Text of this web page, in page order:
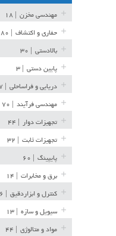
مهندسی مخزن
حفاری و اکتشاف
بالادستی
پایین دستی
دریایی و فراساحلی
مهندسی فرآیند
تجهیزات دوار
تجهیزات ثابت
پایپینگ
برق و مخابرات
کنترل و ابزاردقیق
سیویل و سازه
مواد و متالوژی